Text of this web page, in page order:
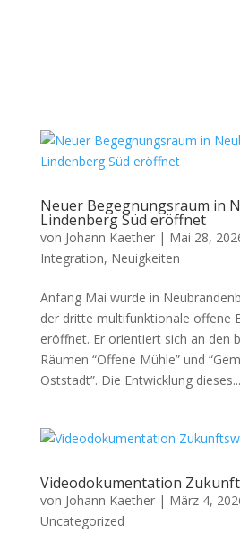
Neuer Begegnungsraum in
Lindenberg Süd eröffnet
von Johann Kaether| Mai 28,
Integration, Neuigkeiten
Anfang Mai wurde in
der dritte multifunktionale offene
eröffnet. Er orientiert sich an den
Räumen “Offene Mühle” und
Oststadt”. Die Entwicklung dieses...
Videodokumentation
von Johann Kaether| März 4,
Uncategorized